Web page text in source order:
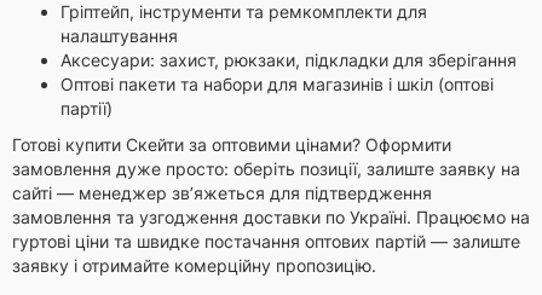
Гріптейп, інструменти та ремкомплекти для
налаштування
Аксесуари: захист, рюкзаки, підкладки для зберігання
Оптові пакети та набори для магазинів і шкіл (оптові
партії)
Готові купити Скейти за оптовими цінами? Оформити
замовлення дуже просто: оберіть позиції, залиште заявку на
сайті — менеджер зв’яжеться для підтвердження
замовлення та узгодження доставки по Україні. Працюємо на
гуртові ціни та швидке постачання оптових партій — залиште
заявку і отримайте комерційну пропозицію.